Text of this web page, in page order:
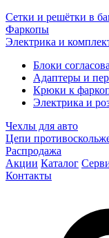
Сетки и решётки в
Фаркопы
Электрика и
Блоки
Адаптеры и
Крюки к
Электрика и
Чехлы для авто
Цепи
Распродажа
Акции Каталог
Контакты